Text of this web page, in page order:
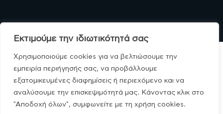
Εκτιμούμε την ιδιωτικότητά σας
Χρησιμοποιούμε cookies για να βελτιώσουμε την
εμπειρία περιήγησής σας, να προβάλλουμε
εξατομικευμένες διαφημίσεις ή περιεχόμενο και να
αναλύσουμε την επισκεψιμότητά μας. Κάνοντας κλικ στο
"Αποδοχή όλων", συμφωνείτε με τη χρήση cookies.
© MonoBio.gr 2020-2026.